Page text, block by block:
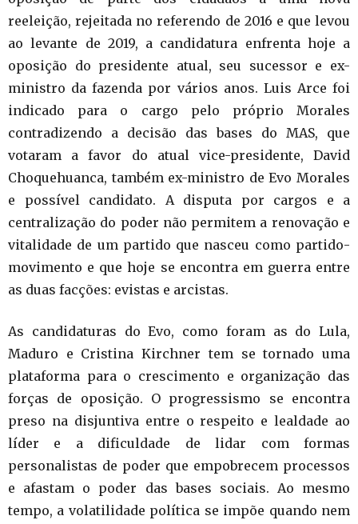
reeleição, rejeitada no referendo de 2016 e que levou
ao levante de 2019, a candidatura enfrenta hoje a
oposição do presidente atual, seu sucessor e ex-
ministro da fazenda por vários anos. Luis Arce foi
indicado para o cargo pelo próprio Morales
contradizendo a decisão das bases do MAS, que
votaram a favor do atual vice-presidente, David
Choquehuanca, também ex-ministro de Evo Morales
e possível candidato. A disputa por cargos e a
centralização do poder não permitem a renovação e
vitalidade de um partido que nasceu como partido-
movimento e que hoje se encontra em guerra entre
as duas facções: evistas e arcistas.
As candidaturas do Evo, como foram as do Lula,
Maduro e Cristina Kirchner tem se tornado uma
plataforma para o crescimento e organização das
forças de oposição. O progressismo se encontra
preso na disjuntiva entre o respeito e lealdade ao
líder e a dificuldade de lidar com formas
personalistas de poder que empobrecem processos
e afastam o poder das bases sociais. Ao mesmo
tempo, a volatilidade política se impõe quando nem